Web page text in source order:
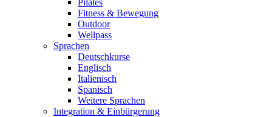
Pilates
Fitness & Bewegung
Outdoor
Wellpass
Sprachen
Deutschkurse
Englisch
Italienisch
Spanisch
Weitere Sprachen
Integration & Einbürgerung